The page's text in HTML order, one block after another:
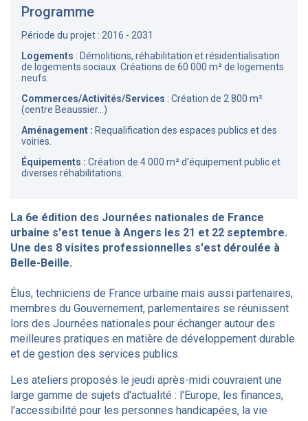
Programme
Période du projet : 2016 - 2031
Logements : Démolitions, réhabilitation et résidentialisation
de logements sociaux. Créations de 60 000 m² de logements
neufs.
Commerces/Activités/Services : Création de 2 800 m²
(centre Beaussier...)
Aménagement : Requalification des espaces publics et des
voiries.
Équipements : Création de 4 000 m² d'équipement public et
diverses réhabilitations.
La 6e édition des Journées nationales de France
urbaine s'est tenue à Angers les 21 et 22 septembre.
Une des 8 visites professionnelles s'est déroulée à
Belle-Beille.
Élus, techniciens de France urbaine mais aussi partenaires,
membres du Gouvernement, parlementaires se réunissent
lors des Journées nationales pour échanger autour des
meilleures pratiques en matière de développement durable
et de gestion des services publics.
Les ateliers proposés le jeudi après-midi couvraient une
large gamme de sujets d'actualité : l'Europe, les finances,
l'accessibilité pour les personnes handicapées, la vie